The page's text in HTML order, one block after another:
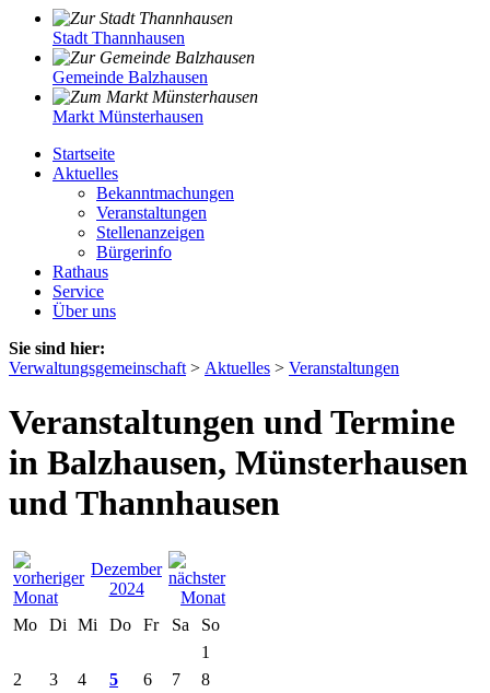
Stadt Thannhausen
Gemeinde Balzhausen
Markt Münsterhausen
Startseite
Aktuelles
Bekanntmachungen
Veranstaltungen
Stellenanzeigen
Bürgerinfo
Rathaus
Service
Über uns
Sie sind hier:
Verwaltungsgemeinschaft > Aktuelles > Veranstaltungen
Veranstaltungen und Termine
in Balzhausen, Münsterhausen
und Thannhausen
Dezember
2024
Mo
Di Mi Do Fr Sa
So
1
2
3 4 5 6 7
8